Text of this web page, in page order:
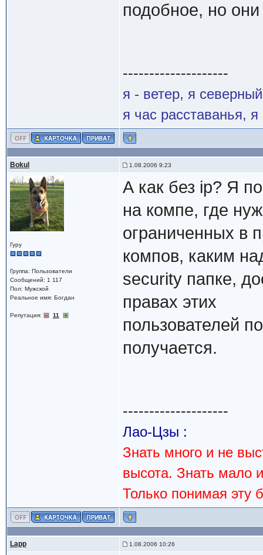
подобное, но
--------------------
я - ветер, я
я час расставанья,
Bokul 1.08.2006 9:23
Гуру
Группа: Пользователи
Сообщений: 1 117
Пол: Мужской
Реальное имя: Богдан
Репутация: 11
А как без ip? Я
на компе, где
ограниченных в
компов, каким
security папке,
правах этих
пользователей
получается.
--------------------
Лао-Цзы :
Знать много и не
высота. Знать мало
Только понимая эту
Lapp 1.08.2006 10:26